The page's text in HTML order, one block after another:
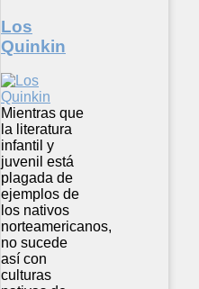
Los
Quinkin
Mientras que
la literatura
infantil y
juvenil está
plagada de
ejemplos de
los nativos
norteamericanos,
no sucede
así con
culturas